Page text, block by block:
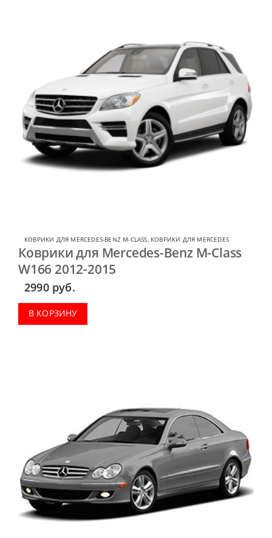
КОВРИКИ ДЛЯ MERCEDES-BENZ M-CLASS, КОВРИКИ ДЛЯ MERCEDES
Коврики для Mercedes-Benz M-Class
W166 2012-2015
2990 руб.
В КОРЗИНУ